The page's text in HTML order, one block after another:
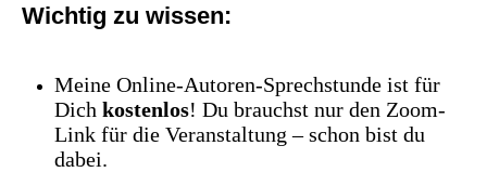
Wichtig zu wissen:
Meine Online-Autoren-Sprechstunde ist für
Dich kostenlos! Du brauchst nur den Zoom-
Link für die Veranstaltung – schon bist du
dabei.